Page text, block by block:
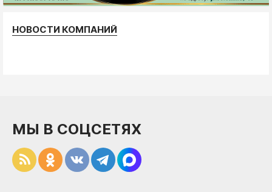
НОВОСТИ КОМПАНИЙ
МЫ В СОЦСЕТЯХ